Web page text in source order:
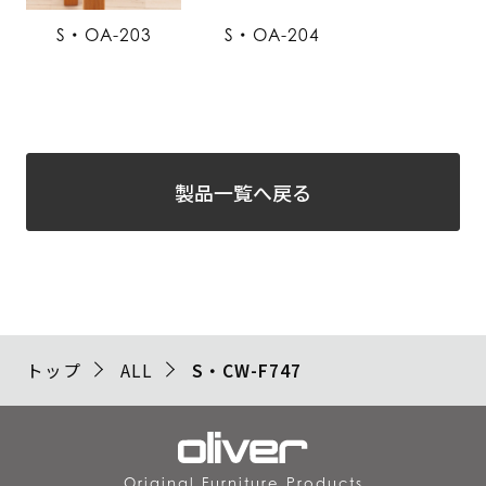
S・OA-203 S・OA-204
製品一覧へ戻る
トップ ALL S・CW-F747
Original Furniture Products